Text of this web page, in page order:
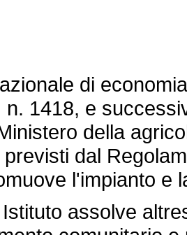
di
n. 1418, e
della
dal
l'impianto e
assolve